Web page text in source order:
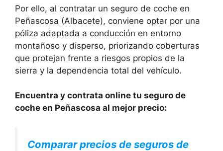
Por ello, al contratar un seguro de coche en
Peñascosa (Albacete), conviene optar por una
póliza adaptada a conducción en entorno
montañoso y disperso, priorizando coberturas
que protejan frente a riesgos propios de la
sierra y la dependencia total del vehículo.
Encuentra y contrata online tu seguro de
coche en Peñascosa al mejor precio:
Comparar precios de seguros de